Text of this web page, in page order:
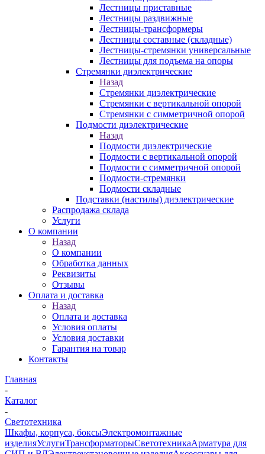
Лестницы приставные
Лестницы раздвижные
Лестницы-трансформеры
Лестницы составные (складные)
Лестницы-стремянки универсальные
Лестницы для подъема на опоры
Стремянки диэлектрические
Назад
Стремянки диэлектрические
Стремянки с вертикальной опорой
Стремянки с симметричной опорой
Подмости диэлектрические
Назад
Подмости диэлектрические
Подмости с вертикальной опорой
Подмости с симметричной опорой
Подмости-стремянки
Подмости складные
Подставки (настилы) диэлектрические
Распродажа склада
Услуги
О компании
Назад
О компании
Обработка данных
Реквизиты
Отзывы
Оплата и доставка
Назад
Оплата и доставка
Условия оплаты
Условия доставки
Гарантия на товар
Контакты
Главная
-
Каталог
-
Светотехника
Шкафы, корпуса, боксыЭлектромонтажные
изделияУслугиТрансформаторыСветотехникаАрматура для